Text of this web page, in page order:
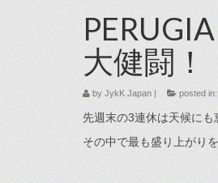
大健闘！
by JykK Japan | posted in:
先週末の3連休は天候にも
その中で最も盛り上がり